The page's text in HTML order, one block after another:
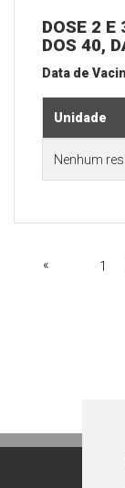
DOSE 2 E
DOS 40,
Data de
Unidade
Nenhum
« 1